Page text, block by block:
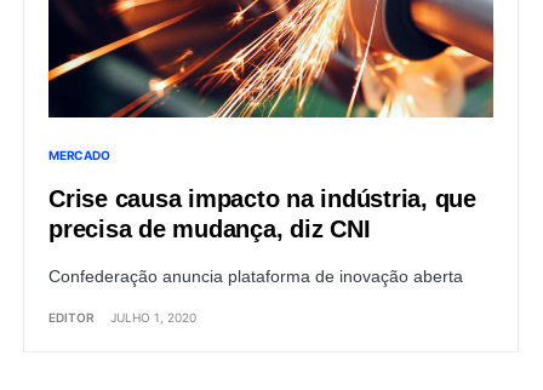
MERCADO
Crise causa impacto na indústria, que
precisa de mudança, diz CNI
Confederação anuncia plataforma de inovação aberta
EDITOR JULHO 1, 2020